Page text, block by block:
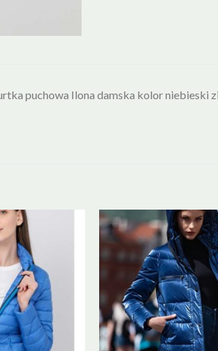
puchowa Ilona damska kolor niebieski